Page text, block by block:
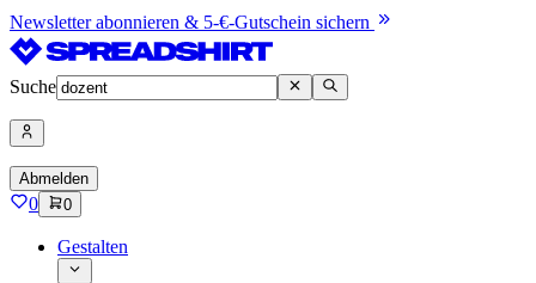
Newsletter abonnieren & 5-€-Gutschein sichern
Suche
Abmelden
0 0
Gestalten